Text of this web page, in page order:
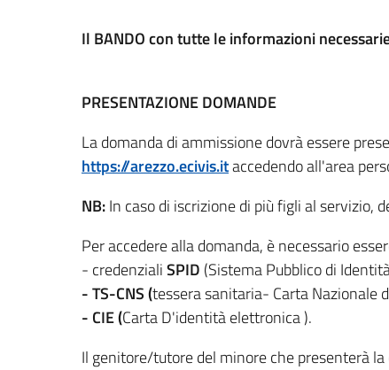
Il BANDO con tutte le informazioni
PRESENTAZIONE DOMANDE
La domanda di ammissione dovrà essere
https://arezzo.ecivis.itaccedendo all'area
NB:In caso di iscrizione di più figli al servizio,
Per accedere alla domanda, è necessario
- credenzialiSPID (Sistema Pubblico di
- TS-CNS (tessera sanitaria- Carta Nazionale
- CIE (Carta D'identità elettronica ).
Il genitore/tutore del minore che presenterà